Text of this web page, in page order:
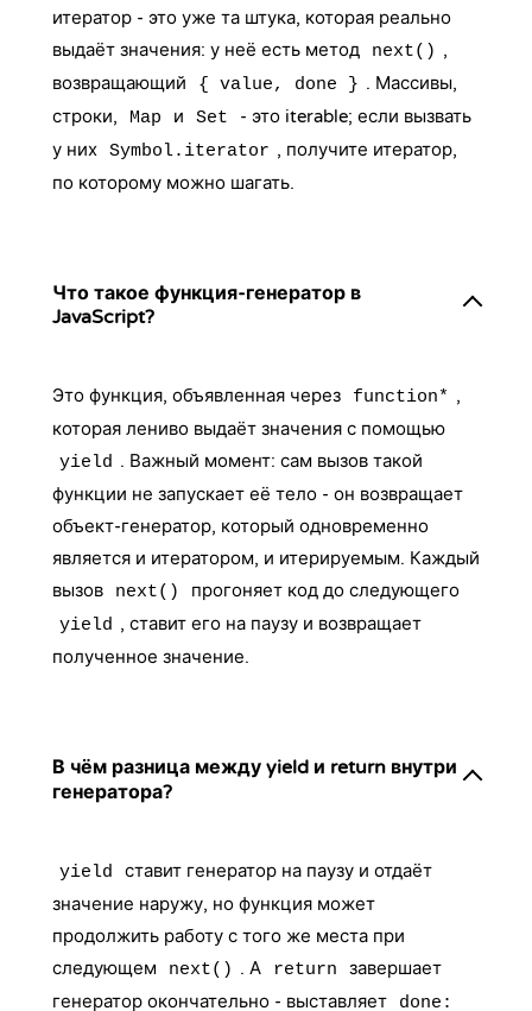
итератор - это уже та штука, которая реально
выдаёт значения: у неё есть метод
next() ,
возвращающий
{ value, done } . Массивы,
строки,
Map и Set
- это iterable; если вызвать
у них Symbol.iterator , получите итератор,
по которому можно шагать.
Что такое функция-генератор в
JavaScript?
Это функция, объявленная через function* ,
которая лениво выдаёт значения с помощью
yield . Важный момент: сам вызов такой
функции не запускает её тело - он возвращает
объект-генератор, который одновременно
является и итератором, и итерируемым. Каждый
вызов
next() прогоняет код до следующего
yield , ставит его на паузу и возвращает
полученное значение.
В чём разница между yield и return внутри
генератора?
yield
ставит генератор на паузу и отдаёт
значение наружу, но функция может
продолжить работу с того же места при
следующем
next() . А return
завершает
генератор окончательно - выставляет
done: